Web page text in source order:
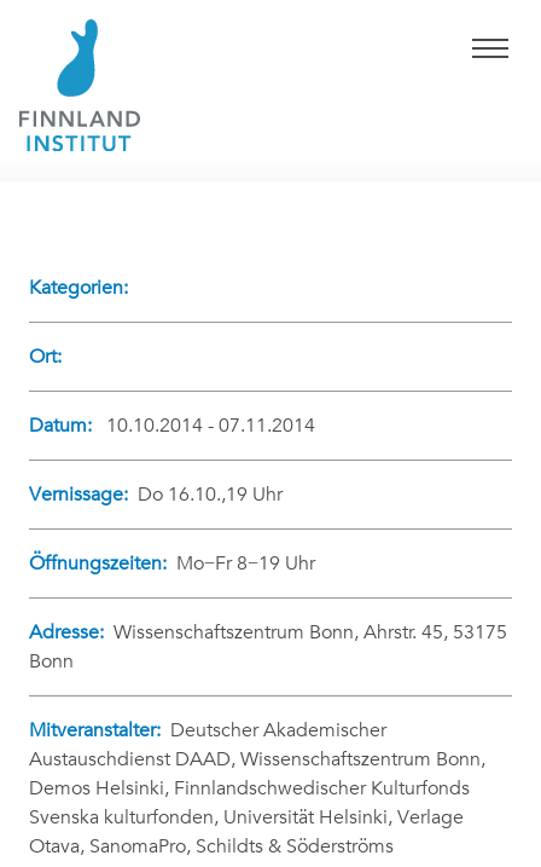
Kategorien:
Ort:
Datum: 10.10.2014 - 07.11.2014
Vernissage: Do 16.10.,19 Uhr
Öffnungszeiten: Mo−Fr 8−19 Uhr
Adresse: Wissenschaftszentrum Bonn, Ahrstr. 45, 53175
Bonn
Mitveranstalter: Deutscher Akademischer
Austauschdienst DAAD, Wissenschaftszentrum Bonn,
Demos Helsinki, Finnlandschwedischer Kulturfonds
Svenska kulturfonden, Universität Helsinki, Verlage
Otava, SanomaPro, Schildts & Söderströms